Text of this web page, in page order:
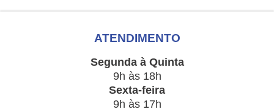
ATENDIMENTO
Segunda à Quinta
9h às 18h
Sexta-feira
9h às 17h